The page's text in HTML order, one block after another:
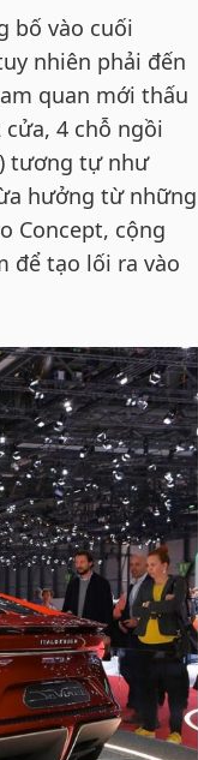
bố vào cuối
nhiên phải đến
quan mới thấu
4 chỗ ngồi
tương tự như
hưởng từ những
Concept, cộng
để tạo lối ra vào